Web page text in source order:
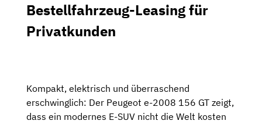
Bestellfahrzeug-Leasing für
Privatkunden
Kompakt, elektrisch und überraschend
erschwinglich: Der Peugeot e-2008 156 GT zeigt,
dass ein modernes E-SUV nicht die Welt kosten